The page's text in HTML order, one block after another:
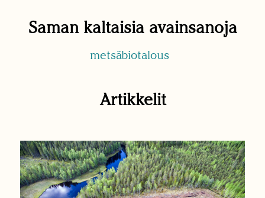
Saman kaltaisia avainsanoja
metsäbiotalous
Artikkelit